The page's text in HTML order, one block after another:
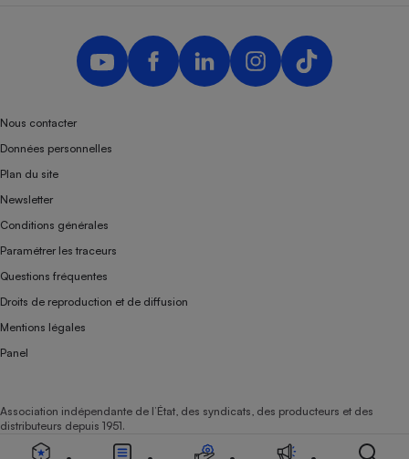
Nous contacter
Données personnelles
Plan du site
Newsletter
Conditions générales
Paramétrer les traceurs
Questions fréquentes
Droits de reproduction et de diffusion
Mentions légales
Panel
Association indépendante de l’État, des syndicats, des producteurs et des
distributeurs depuis 1951.